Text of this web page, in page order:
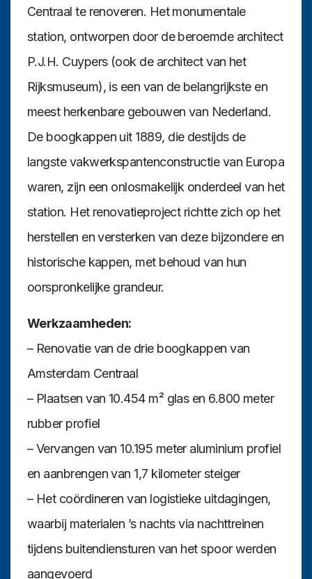
Centraal te renoveren. Het monumentale
station, ontworpen door de beroemde architect
P.J.H. Cuypers (ook de architect van het
Rijksmuseum), is een van de belangrijkste en
meest herkenbare gebouwen van Nederland.
De boogkappen uit 1889, die destijds de
langste vakwerkspantenconstructie van Europa
waren, zijn een onlosmakelijk onderdeel van het
station. Het renovatieproject richtte zich op het
herstellen en versterken van deze bijzondere en
historische kappen, met behoud van hun
oorspronkelijke grandeur.
Werkzaamheden:
– Renovatie van de drie boogkappen van
Amsterdam Centraal
– Plaatsen van 10.454 m² glas en 6.800 meter
rubber profiel
– Vervangen van 10.195 meter aluminium profiel
en aanbrengen van 1,7 kilometer steiger
– Het coördineren van logistieke uitdagingen,
waarbij materialen ’s nachts via nachttreinen
tijdens buitendiensturen van het spoor werden
aangevoerd